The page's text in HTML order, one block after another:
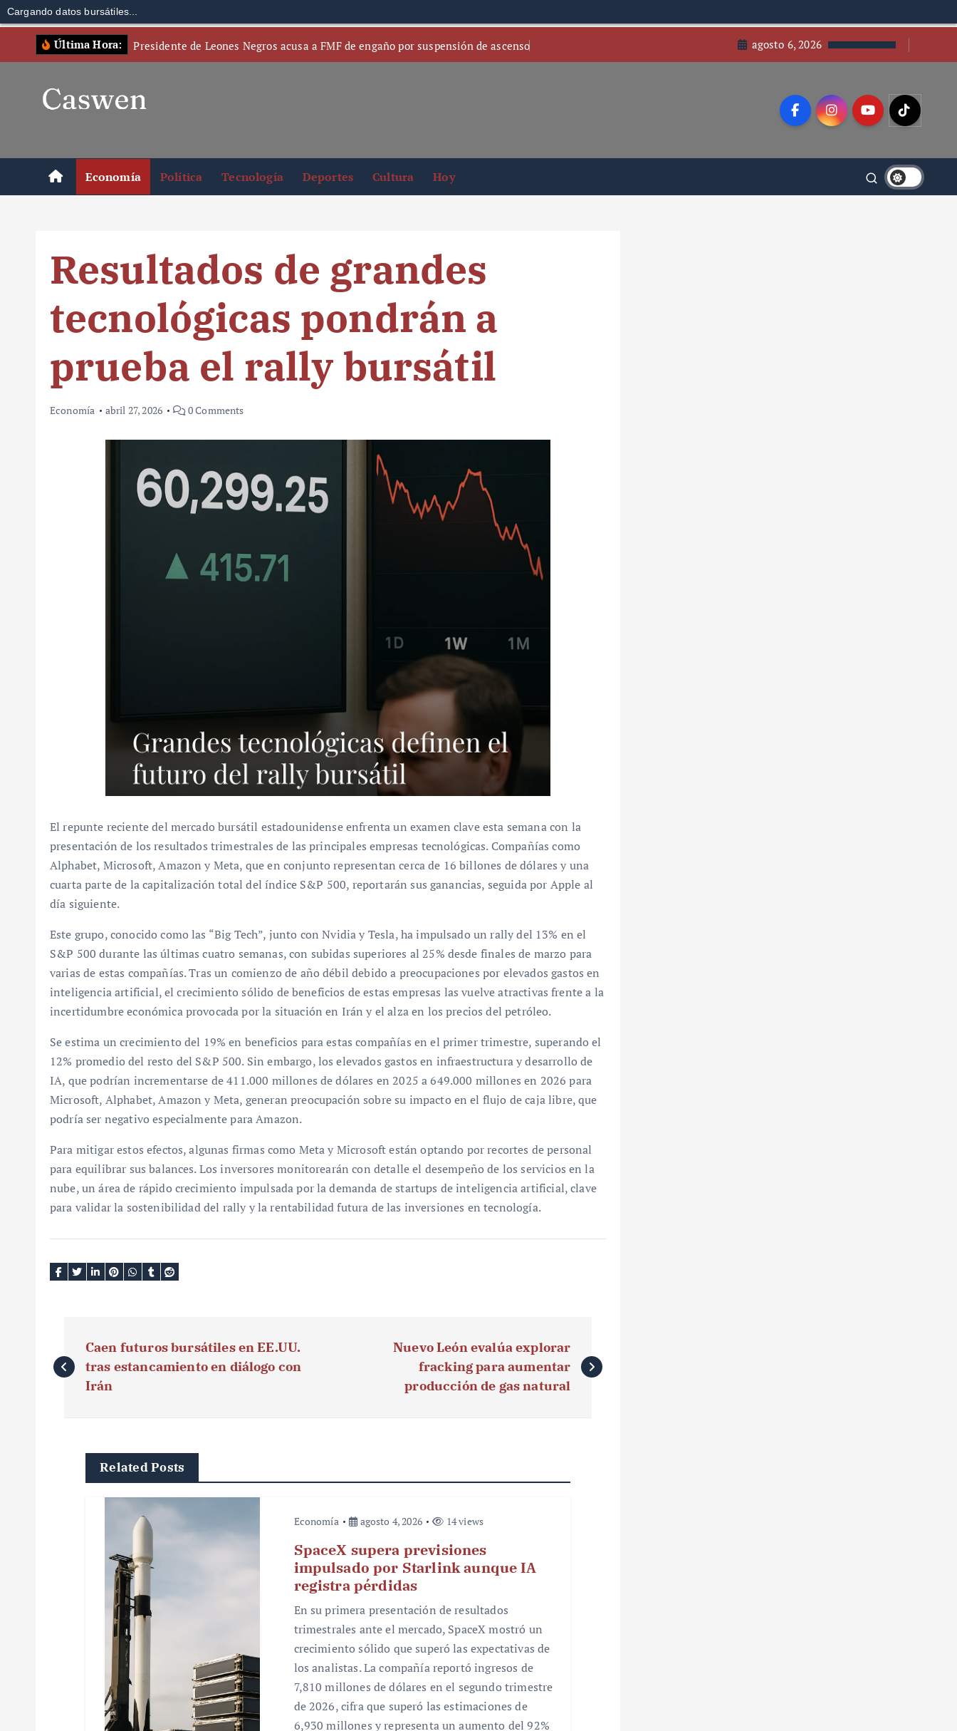
Cargando datos bursátiles...
Última Hora: Presidente de Leones Negros acusa a FMF de engaño por suspensión de ascenso agosto 6, 2026
Economía Política Tecnología Deportes Cultura Hoy
Resultados de grandes
tecnológicas pondrán a
prueba el rally bursátil
Economía abril 27, 2026 0 Comments
El repunte reciente del mercado bursátil estadounidense enfrenta un examen clave esta semana con la
presentación de los resultados trimestrales de las principales empresas tecnológicas. Compañías como
Alphabet, Microsoft, Amazon y Meta, que en conjunto representan cerca de 16 billones de dólares y una
cuarta parte de la capitalización total del índice S&P 500, reportarán sus ganancias, seguida por Apple al
día siguiente.
Este grupo, conocido como las “Big Tech”, junto con Nvidia y Tesla, ha impulsado un rally del 13% en el
S&P 500 durante las últimas cuatro semanas, con subidas superiores al 25% desde finales de marzo para
varias de estas compañías. Tras un comienzo de año débil debido a preocupaciones por elevados gastos en
inteligencia artificial, el crecimiento sólido de beneficios de estas empresas las vuelve atractivas frente a la
incertidumbre económica provocada por la situación en Irán y el alza en los precios del petróleo.
Se estima un crecimiento del 19% en beneficios para estas compañías en el primer trimestre, superando el
12% promedio del resto del S&P 500. Sin embargo, los elevados gastos en infraestructura y desarrollo de
IA, que podrían incrementarse de 411.000 millones de dólares en 2025 a 649.000 millones en 2026 para
Microsoft, Alphabet, Amazon y Meta, generan preocupación sobre su impacto en el flujo de caja libre, que
podría ser negativo especialmente para Amazon.
Para mitigar estos efectos, algunas firmas como Meta y Microsoft están optando por recortes de personal
para equilibrar sus balances. Los inversores monitorearán con detalle el desempeño de los servicios en la
nube, un área de rápido crecimiento impulsada por la demanda de startups de inteligencia artificial, clave
para validar la sostenibilidad del rally y la rentabilidad futura de las inversiones en tecnología.
a
Caen futuros bursátiles en EE.UU.
tras estancamiento en diálogo con
Irán
Nuevo León evalúa explorar
fracking para aumentar
producción de gas natural
Related Posts
Economía agosto 4, 2026 14 views
SpaceX supera previsiones
impulsado por Starlink aunque IA
registra pérdidas
En su primera presentación de resultados
trimestrales ante el mercado, SpaceX mostró un
crecimiento sólido que superó las expectativas de
los analistas. La compañía reportó ingresos de
7,810 millones de dólares en el segundo trimestre
de 2026, cifra que superó las estimaciones de
6,930 millones y representa un aumento del 92%